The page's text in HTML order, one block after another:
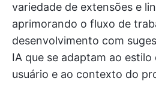
variedade de extensões e
aprimorando o fluxo de
desenvolvimento com
IA que se adaptam ao
usuário e ao contexto do